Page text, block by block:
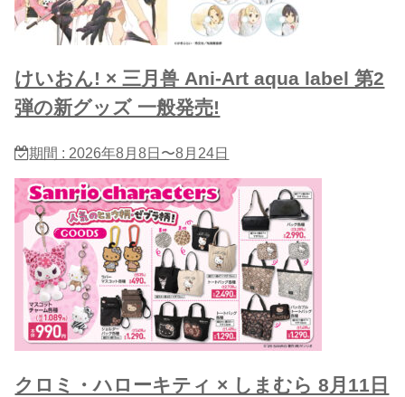
けいおん! × 三月兽 Ani-Art aqua label 第2
弾の新グッズ 一般発売!
期間 : 2026年8月8日〜8月24日
クロミ・ハローキティ × しまむら 8月11日